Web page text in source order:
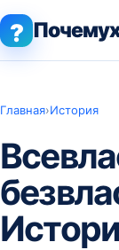
?
Главная›История